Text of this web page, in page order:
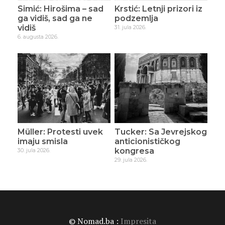
Simić: Hirošima – sad
ga vidiš, sad ga ne
vidiš
6. augusta 2026.
Krstić: Letnji prizori iz
podzemlja
31. jula 2026.
Müller: Protesti uvek
imaju smisla
30. jula 2026.
Tucker: Sa Jevrejskog
anticionističkog
kongresa
29. jula 2026.
© Nomad.ba : Impresita